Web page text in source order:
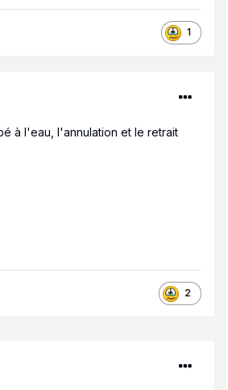
1
à l'eau, l'annulation et le retrait
2